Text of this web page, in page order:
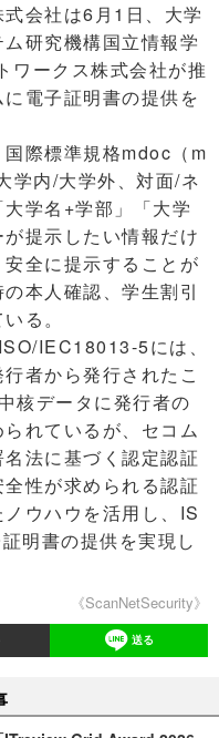
会社は6月1日、大学
研究機構国立情報学
ワークス株式会社が推
電子証明書の提供を
際標準規格mdoc（m
内/大学外、対面/ネ
学名+学部」「大学
提示したい情報だけ
全に提示することが
本人確認、学生割引
る。
IEC18013-5には、
者から発行されたこ
核データに発行者の
れているが、セコム
法に基づく認定認証
性が求められる認証
ウハウを活用し、IS
明書の提供を実現し
《ScanNetSecurity》
送る